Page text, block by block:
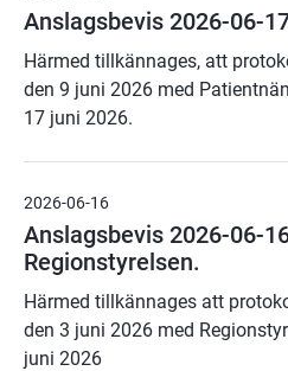
Anslagsbevis 2026-06-
Härmed tillkännages, att
den 9 juni 2026 med
17 juni 2026.
2026-06-16
Anslagsbevis 2026-06-
Regionstyrelsen.
Härmed tillkännages att
den 3 juni 2026 med
juni 2026